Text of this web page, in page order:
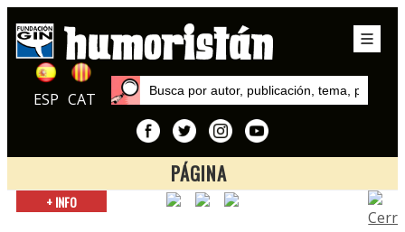
ESP CAT
PÁGINA
Inicio
+ INFO